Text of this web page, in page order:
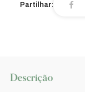
Partilhar:
Descrição